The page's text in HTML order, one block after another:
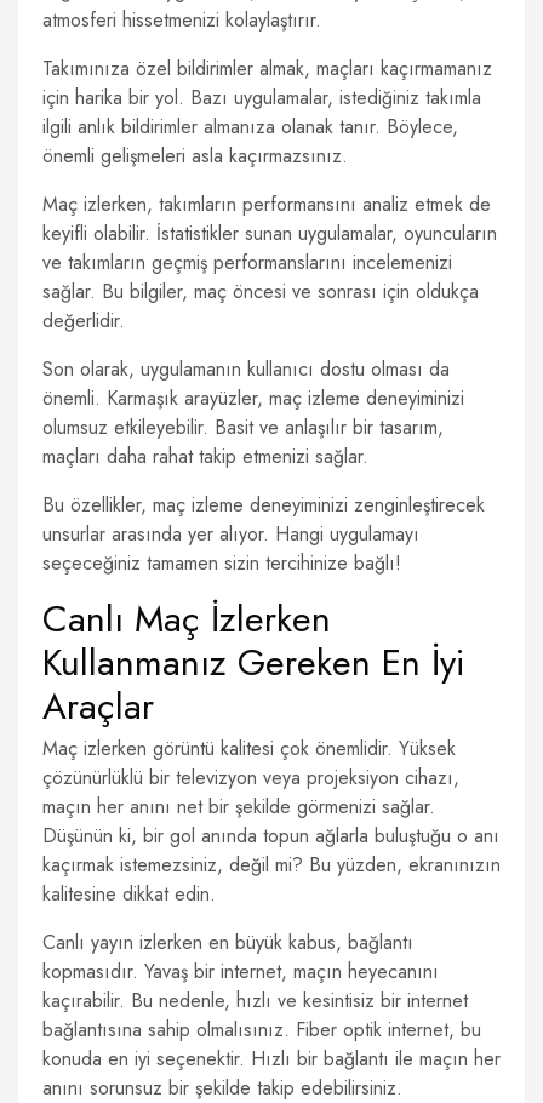
atmosferi hissetmenizi kolaylaştırır.
Takımınıza özel bildirimler almak, maçları kaçırmamanız
için harika bir yol. Bazı uygulamalar, istediğiniz takımla
ilgili anlık bildirimler almanıza olanak tanır. Böylece,
önemli gelişmeleri asla kaçırmazsınız.
Maç izlerken, takımların performansını analiz etmek de
keyifli olabilir. İstatistikler sunan uygulamalar, oyuncuların
ve takımların geçmiş performanslarını incelemenizi
sağlar. Bu bilgiler, maç öncesi ve sonrası için oldukça
değerlidir.
Son olarak, uygulamanın kullanıcı dostu olması da
önemli. Karmaşık arayüzler, maç izleme deneyiminizi
olumsuz etkileyebilir. Basit ve anlaşılır bir tasarım,
maçları daha rahat takip etmenizi sağlar.
Bu özellikler, maç izleme deneyiminizi zenginleştirecek
unsurlar arasında yer alıyor. Hangi uygulamayı
seçeceğiniz tamamen sizin tercihinize bağlı!
Canlı Maç İzlerken
Kullanmanız Gereken En İyi
Araçlar
Maç izlerken görüntü kalitesi çok önemlidir. Yüksek
çözünürlüklü bir televizyon veya projeksiyon cihazı,
maçın her anını net bir şekilde görmenizi sağlar.
Düşünün ki, bir gol anında topun ağlarla buluştuğu o anı
kaçırmak istemezsiniz, değil mi? Bu yüzden, ekranınızın
kalitesine dikkat edin.
Canlı yayın izlerken en büyük kabus, bağlantı
kopmasıdır. Yavaş bir internet, maçın heyecanını
kaçırabilir. Bu nedenle, hızlı ve kesintisiz bir internet
bağlantısına sahip olmalısınız. Fiber optik internet, bu
konuda en iyi seçenektir. Hızlı bir bağlantı ile maçın her
anını sorunsuz bir şekilde takip edebilirsiniz.